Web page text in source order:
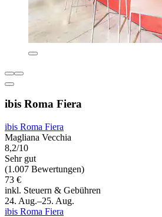
ibis Roma Fiera
ibis Roma Fiera
Magliana Vecchia
8,2/10
Sehr gut
(1.007 Bewertungen)
73 €
inkl. Steuern & Gebühren
24. Aug.–25. Aug.
ibis Roma Fiera